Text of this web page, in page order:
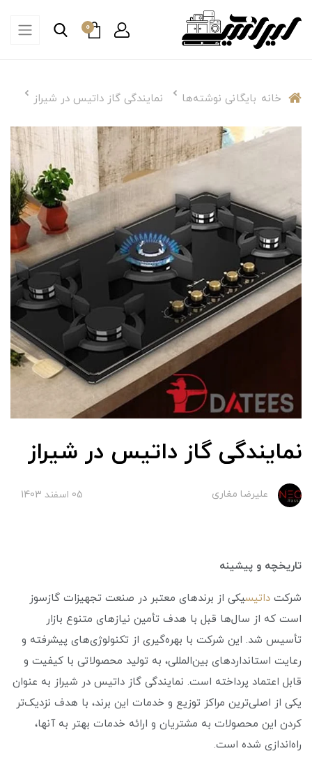
0
خانه بایگانی نوشته‌ها نمایندگی گاز داتیس در شیراز
نمایندگی گاز داتیس در شیراز
علیرضا مغاری 05 اسفند 1403
تاریخچه و پیشینه
شرکت داتیسیکی از برندهای معتبر در صنعت تجهیزات گازسوز
است که از سال‌ها قبل با هدف تأمین نیازهای متنوع بازار
تأسیس شد. این شرکت با بهره‌گیری از تکنولوژی‌های پیشرفته و
رعایت استانداردهای بین‌المللی، به تولید محصولاتی با کیفیت و
قابل اعتماد پرداخته است. نمایندگی گاز داتیس در شیراز به عنوان
یکی از اصلی‌ترین مراکز توزیع و خدمات این برند، با هدف نزدیک‌تر
کردن این محصولات به مشتریان و ارائه خدمات بهتر به آنها،
راه‌اندازی شده است.